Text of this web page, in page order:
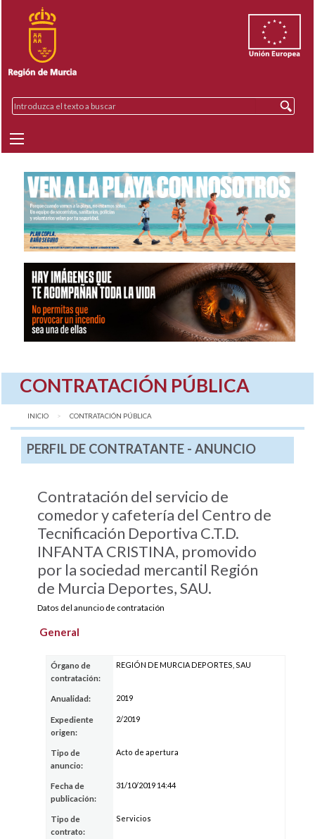
CONTRATACIÓN PÚBLICA
INICIO AQUÍ:
CONTRATACIÓN PÚBLICA
PERFIL DE CONTRATANTE - ANUNCIO
Contratación del servicio de
comedor y cafetería del Centro de
Tecnificación Deportiva C.T.D.
INFANTA CRISTINA, promovido
por la sociedad mercantil Región
de Murcia Deportes, SAU.
Datos del anuncio de contratación
General
Órgano de
contratación:
REGIÓN DE MURCIA DEPORTES, SAU
Anualidad: 2019
Expediente
origen:
2/2019
Tipo de
anuncio:
Acto de apertura
Fecha de
publicación:
31/10/2019 14:44
Tipo de
contrato:
Servicios